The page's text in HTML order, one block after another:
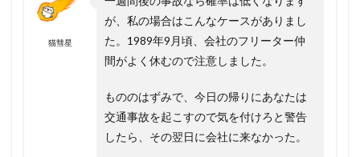
猫彗星
が、私の場合はこんなケースがありまし
た。 1989年9月頃、会社のフリーター仲
間がよく休むので注意しました。
もののはずみで、今日の帰りにあなたは
交通事故を起こすので気を付けろと警告
したら、その翌日に会社に来なかった。